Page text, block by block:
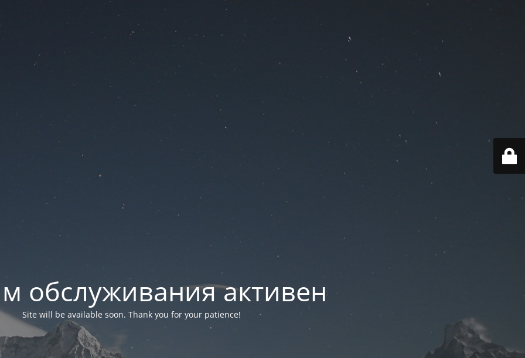
обслуживания активен
Site will be available soon. Thank you for your patience!